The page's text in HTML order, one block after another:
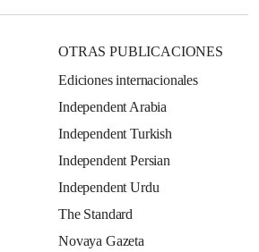
OTRAS PUBLICACIONES
Ediciones internacionales
Independent Arabia
Independent Turkish
Independent Persian
Independent Urdu
The Standard
Novaya Gazeta